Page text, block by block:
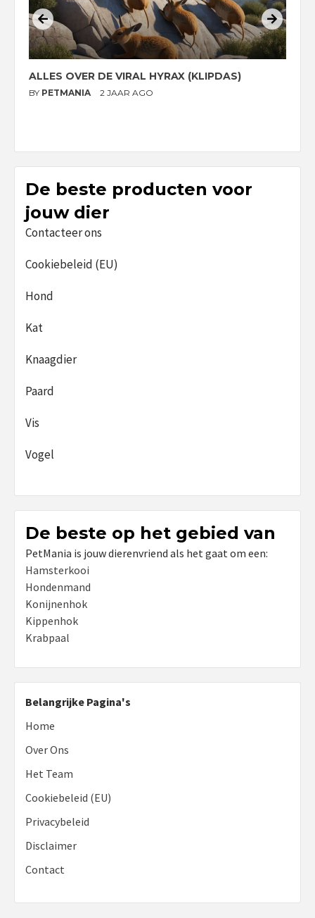
ALLES OVER DE VIRAL HYRAX (KLIPDAS)
BY PETMANIA 2 JAAR AGO
De beste producten voor
jouw dier
Contacteer ons
Cookiebeleid (EU)
Hond
Kat
Knaagdier
Paard
Vis
Vogel
De beste op het gebied van
PetMania is jouw dierenvriend als het gaat om een:
Hamsterkooi
Hondenmand
Konijnenhok
Kippenhok
Krabpaal
Belangrijke Pagina's
Home
Over Ons
Het Team
Cookiebeleid (EU)
Privacybeleid
Disclaimer
Contact